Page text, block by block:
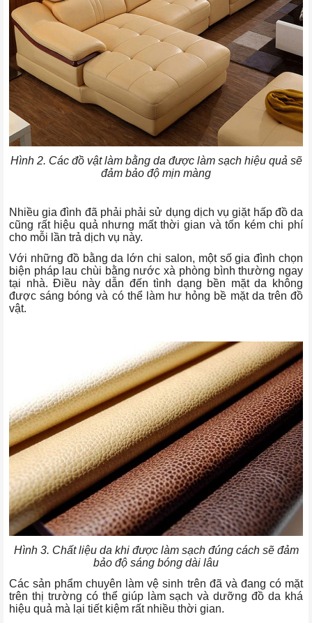
Hình 2. Các đồ vật làm bằng da được làm sạch hiệu quả sẽ
đảm bảo độ mịn màng
Nhiều gia đình đã phải phải sử dụng dịch vụ giặt hấp đồ da
cũng rất hiệu quả nhưng mất thời gian và tốn kém chi phí
cho mỗi lần trả dịch vụ này.
Với những đồ bằng da lớn chi salon, một số gia đình chọn
biện pháp lau chùi bằng nước xà phòng bình thường ngay
tại nhà. Điều này dẫn đến tình dạng bền mặt da không
được sáng bóng và có thể làm hư hỏng bề mặt da trên đồ
vật.
Hình 3. Chất liệu da khi được làm sạch đúng cách sẽ đảm
bảo độ sáng bóng dài lâu
Các sản phẩm chuyên làm vệ sinh trên đã và đang có mặt
trên thị trường có thể giúp làm sạch và dưỡng đồ da khá
hiệu quả mà lại tiết kiệm rất nhiều thời gian.